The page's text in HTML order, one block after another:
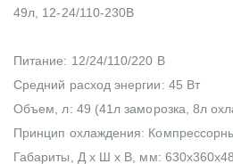
49л, 12-24/110-230В
Питание: 12/24/110/220 В
Средний расход энергии: 45 Вт
Объем, л: 49 (41л заморозка, 8л
Принцип охлаждения:
Габариты, Д х Ш х В, мм: